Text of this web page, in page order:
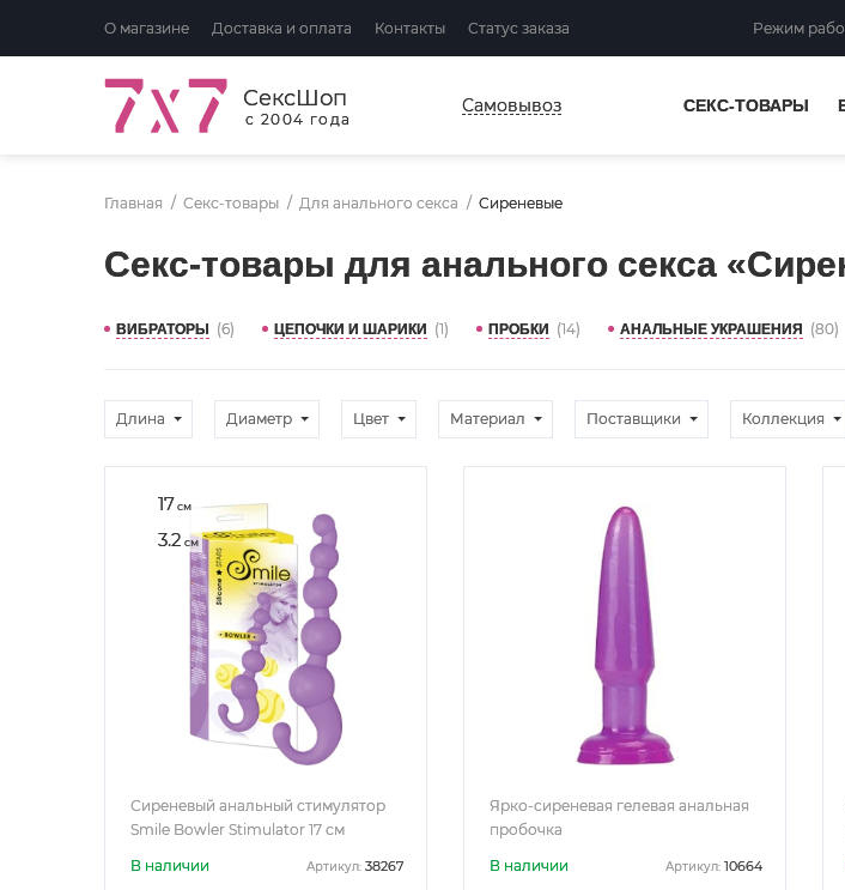
О магазине Доставка и оплата Контакты Статус заказа Режим
СексШоп
с 2004 года
Самовывоз СЕКС-ТОВАРЫ
Главная Секс-товары Для анального секса Сиреневые
Секс-товары для анального секса
ВИБРАТОРЫ (6) ЦЕПОЧКИ И ШАРИКИ (1) ПРОБКИ (14) АНАЛЬНЫЕ УКРАШЕНИЯ (80)
Длина Диаметр Цвет Материал Поставщики Коллекция
17см
3.2 см
Сиреневый анальный стимулятор
Smile Bowler Stimulator 17 см
В наличии
Артикул: 38267
Ярко-сиреневая гелевая анальная
пробочка
В наличии
Артикул: 10664